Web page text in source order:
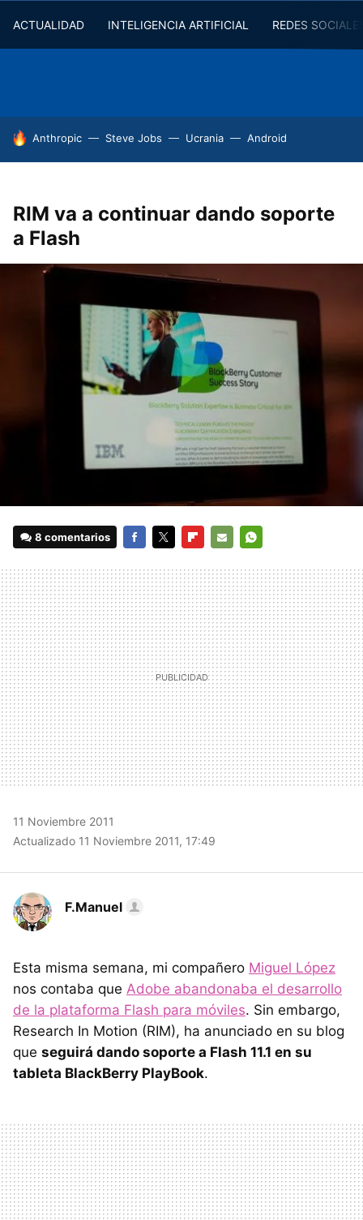
ACTUALIDAD INTELIGENCIA ARTIFICIAL REDES
HOY SE HABLA DE
Anthropic Steve Jobs Ucrania Android
RIM va a continuar dando soporte
a Flash
8 comentarios
MAIL
11 Noviembre 2011
Actualizado 11 Noviembre 2011, 17:49
F.Manuel
Esta misma semana, mi compañero Miguel López
nos contaba que Adobe abandonaba el desarrollo
de la plataforma Flash para móviles. Sin embargo,
Research In Motion (RIM), ha anunciado en su blog
que seguirá dando soporte a Flash 11.1 en su
tableta BlackBerry PlayBook.